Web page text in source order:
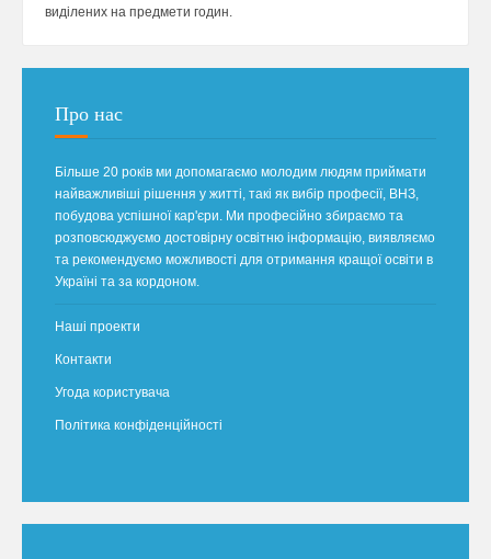
виділених на предмети годин.
Про нас
Більше 20 років ми допомагаємо молодим людям приймати
найважливіші рішення у житті, такі як вибір професії, ВНЗ,
побудова успішної кар'єри. Ми професійно збираємо та
розповсюджуємо достовірну освітню інформацію, виявляємо
та рекомендуємо можливості для отримання кращої освіти в
Україні та за кордоном.
Наші проекти
Контакти
Угода користувача
Політика конфіденційності